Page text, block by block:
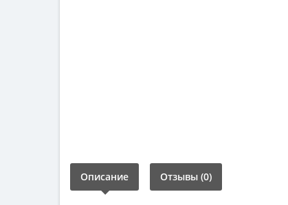
Описание Отзывы (0)